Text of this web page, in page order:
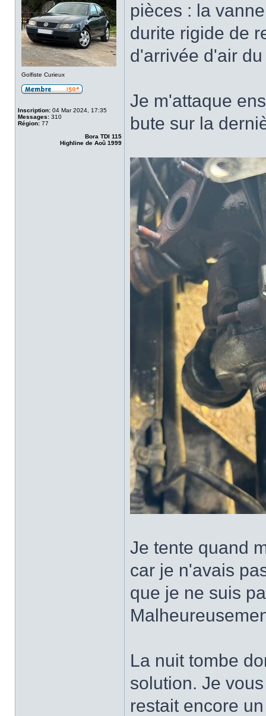
Golfiste Curieux
Inscription: 04 Mar 2024, 17:35
Messages: 310
Région: 77
Bora TDI 115
Highline de Aoû 1999
pièces : la
durite rigide de
d'arrivée d'air
Je m'attaque
bute sur la
Je tente quand
car je n'avais
que je ne suis
La nuit tombe
solution. Je
restait encore